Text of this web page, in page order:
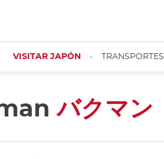
VISITAR JAPÓN TRANSPORTES
バクマン